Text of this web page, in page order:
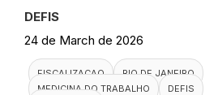
DEFIS
24 de March de 2026
FISCALIZACAO
RIO DE JANEIRO
MEDICINA DO TRABALHO
DEFIS